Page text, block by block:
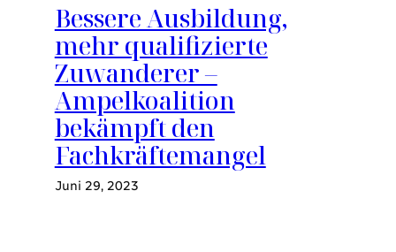
Bessere Ausbildung,
mehr qualifizierte
Zuwanderer –
Ampelkoalition
bekämpft den
Fachkräftemangel
Juni 29, 2023